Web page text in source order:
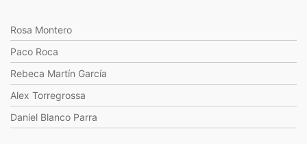
Rosa Montero
Paco Roca
Rebeca Martín García
Alex Torregrossa
Daniel Blanco Parra